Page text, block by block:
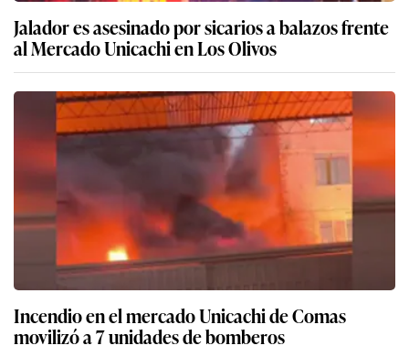
Jalador es asesinado por sicarios a balazos frente
al Mercado Unicachi en Los Olivos
Incendio en el mercado Unicachi de Comas
movilizó a 7 unidades de bomberos